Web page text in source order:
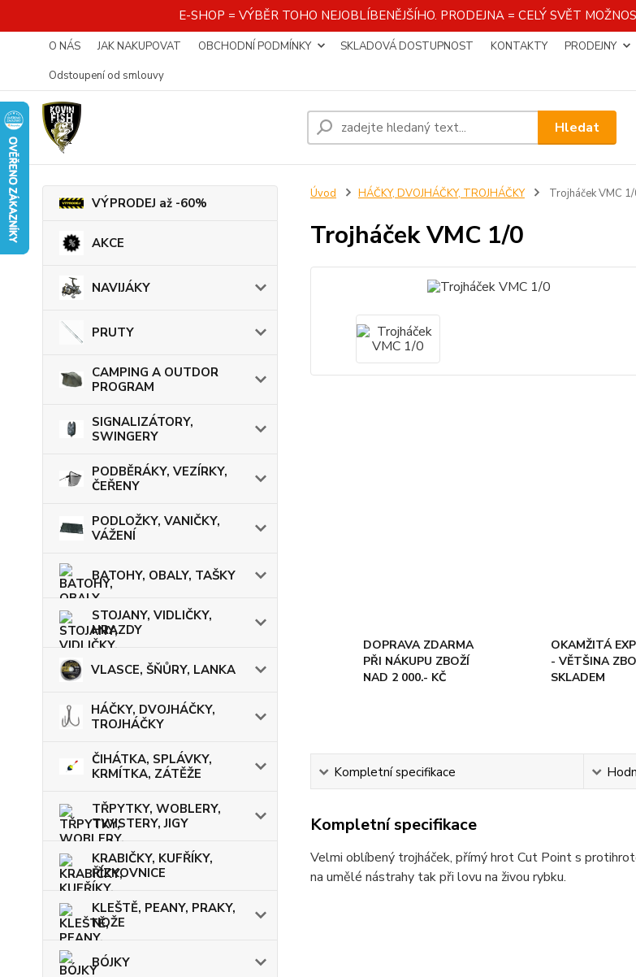
E-SHOP = VÝBĚR TOHO NEJOBLÍBENĚJŠÍHO. PRODEJNA = CELÝ SVĚT
O NÁS JAK NAKUPOVAT OBCHODNÍ PODMÍNKY SKLADOVÁ DOSTUPNOST KONTAKTY PRODEJNY
Odstoupení od smlouvy
Hledat
VÝPRODEJ až -60%
AKCE
NAVIJÁKY
PRUTY
CAMPING A OUTDOR
PROGRAM
SIGNALIZÁTORY,
SWINGERY
PODBĚRÁKY, VEZÍRKY,
ČEŘENY
PODLOŽKY, VANIČKY,
VÁŽENÍ
BATOHY, OBALY, TAŠKY
STOJANY, VIDLIČKY,
HRAZDY
VLASCE, ŠŇŮRY, LANKA
HÁČKY, DVOJHÁČKY,
TROJHÁČKY
ČIHÁTKA, SPLÁVKY,
KRMÍTKA, ZÁTĚŽE
TŘPYTKY, WOBLERY,
TWISTERY, JIGY
KRABIČKY, KUFŘÍKY,
ŘÍZKOVNICE
KLEŠTĚ, PEANY, PRAKY,
NOŽE
BÓJKY
Úvod HÁČKY, DVOJHÁČKY, TROJHÁČKY Trojháček VMC
Trojháček VMC 1/0
DOPRAVA ZDARMA
PŘI NÁKUPU ZBOŽÍ
NAD 2 000.- KČ
OKAMŽITÁ
- VĚTŠINA
SKLADEM
Kompletní specifikace
Kompletní specifikace
Velmi oblíbený trojháček, přímý hrot Cut Point s
na umělé nástrahy tak při lovu na živou rybku.